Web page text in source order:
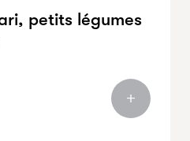
petits légumes